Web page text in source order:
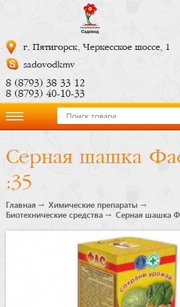
г. Пятигорск, Черкесское шоссе, 1
sadovodkmv
8 (8793) 38 33 12
8 (8793) 40-10-33
компании
Серная шашка
:35
Главная
Химические препараты
Биотехнические средства
Серная шашка